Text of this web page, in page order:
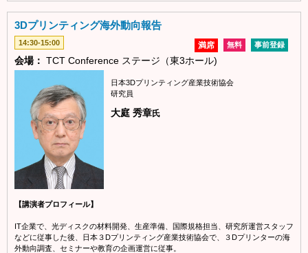
3Dプリンティング海外動向報告
14:30-15:00 事前登録
無料
満席
会場： TCT Conference ステージ（東3ホール)
日本3Dプリンティング産業技術協会
研究員
大庭 秀章氏
【講演者プロフィール】
IT企業で、光ディスクの材料開発、生産準備、国際規格担当、研究所運営スタッフ
などに従事した後、日本３Dプリンティング産業技術協会で、３Dプリンターの海
外動向調査、セミナーや教育の企画運営に従事。